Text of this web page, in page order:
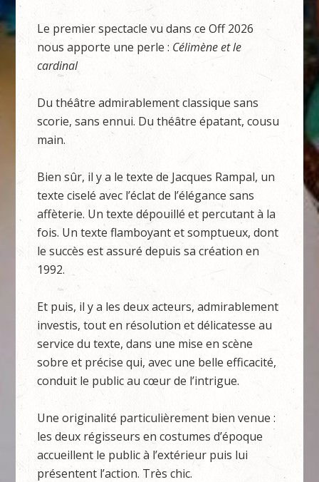
Le premier spectacle vu dans ce Off 2026
nous apporte une perle : Célimène et le
cardinal
Du théâtre admirablement classique sans
scorie, sans ennui. Du théâtre épatant, cousu
main.
Bien sûr, il y a le texte de Jacques Rampal, un
texte ciselé avec l’éclat de l’élégance sans
affèterie. Un texte dépouillé et percutant à la
fois. Un texte flamboyant et somptueux, dont
le succès est assuré depuis sa création en
1992.
Et puis, il y a les deux acteurs, admirablement
investis, tout en résolution et délicatesse au
service du texte, dans une mise en scène
sobre et précise qui, avec une belle efficacité,
conduit le public au cœur de l’intrigue.
Une originalité particulièrement bien venue :
les deux régisseurs en costumes d’époque
accueillent le public à l’extérieur puis lui
présentent l’action. Très chic.